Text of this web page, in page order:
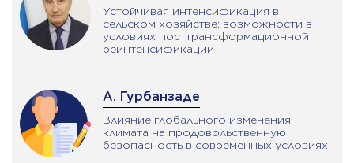
Устойчивая интенсификация в
сельском хозяйстве: возможности в
условиях посттрансформационной
реинтенсификации
А. Гурбанзаде
Влияние глобального изменения
климата на продовольственную
безопасность в современных условиях